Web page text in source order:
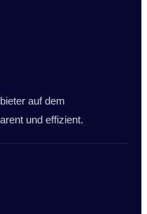
auf dem
und effizient.